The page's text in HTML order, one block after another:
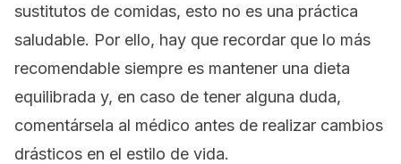
sustitutos de comidas, esto no es una práctica
saludable. Por ello, hay que recordar que lo más
recomendable siempre es mantener una dieta
equilibrada y, en caso de tener alguna duda,
comentársela al médico antes de realizar cambios
drásticos en el estilo de vida.